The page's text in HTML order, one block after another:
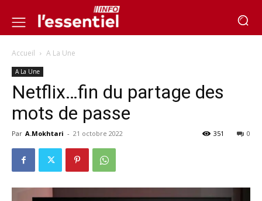
Accueil A La Une
A La Une
Netflix…fin du partage des
mots de passe
Par A.Mokhtari - 21 octobre 2022 0
351